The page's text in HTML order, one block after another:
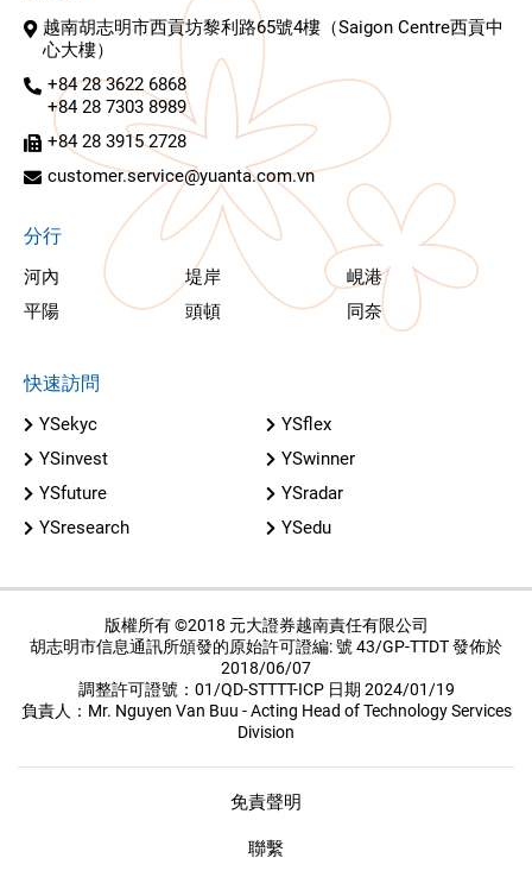
越南胡志明市西貢坊黎利路65號4樓（Saigon Centre西貢中
心大樓）
+84 28 3622 6868
+84 28 7303 8989
+84 28 3915 2728
customer.service@yuanta.com.vn
分行
河內 堤岸
峴港
平陽
頭頓 同奈
快速訪問
YSekyc
YSflex
YSinvest
YSwinner
YSfuture
YSradar
YSresearch
YSedu
版權所有 ©2018 元大證券越南責任有限公司
胡志明市信息通訊所頒發的原始許可證編: 號 43/GP-TTDT 發佈於
2018/06/07
調整許可證號：01/QD-STTTT-ICP 日期 2024/01/19
負責人：Mr. Nguyen Van Buu - Acting Head of Technology Services
Division
免責聲明
聯繫